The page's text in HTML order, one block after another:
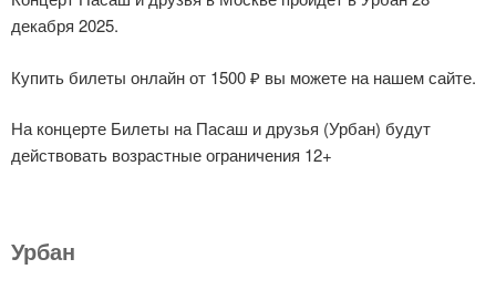
декабря 2025.
Купить билеты онлайн от 1500 ₽ вы можете на нашем сайте.
На концерте Билеты на Пасаш и друзья (Урбан) будут
действовать возрастные ограничения 12+
Урбан